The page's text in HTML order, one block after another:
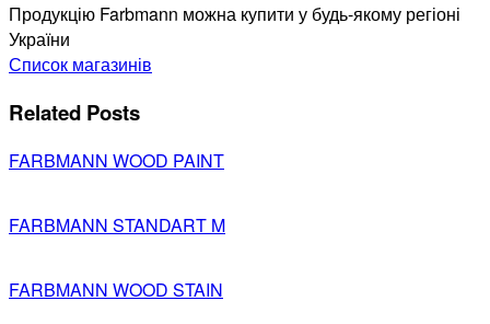
Продукцію Farbmann можна купити у будь-якому регіоні
України
Список магазинів
Related Posts
FARBMANN WOOD PAINT
FARBMANN STANDART M
FARBMANN WOOD STAIN